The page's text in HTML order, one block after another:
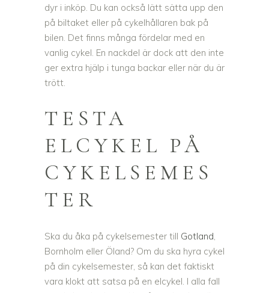
dyr i inköp. Du kan också lätt sätta upp den
på biltaket eller på cykelhållaren bak på
bilen. Det finns många fördelar med en
vanlig cykel. En nackdel är dock att den inte
ger extra hjälp i tunga backar eller när du är
trött.
TESTA
ELCYKEL PÅ
CYKELSEMES
TER
Ska du åka på cykelsemester till Gotland,
Bornholm eller Öland? Om du ska hyra cykel
på din cykelsemester, så kan det faktiskt
vara klokt att satsa på en elcykel. I alla fall